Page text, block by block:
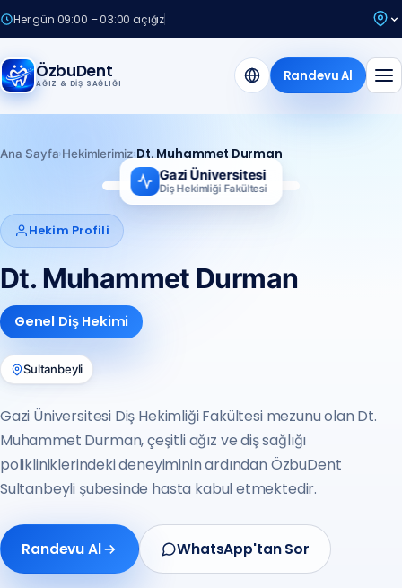
Her gün 09:00 – 03:00 açığız
ÖzbuDent
AĞIZ & DIŞ SAĞLIĞI Randevu Al
Ana Sayfa›Hekimlerimiz›Dt. Muhammet Durman
Hekim Profili
Dt. Muhammet Durman
Genel Diş Hekimi
Sultanbeyli
Gazi Üniversitesi Diş Hekimliği Fakültesi mezunu olan Dt.
Muhammet Durman, çeşitli ağız ve diş sağlığı
polikliniklerindeki deneyiminin ardından ÖzbuDent
Sultanbeyli şubesinde hasta kabul etmektedir.
Randevu Al WhatsApp'tan Sor
MD
Gazi Üniversitesi
Diş Hekimliği Fakültesi